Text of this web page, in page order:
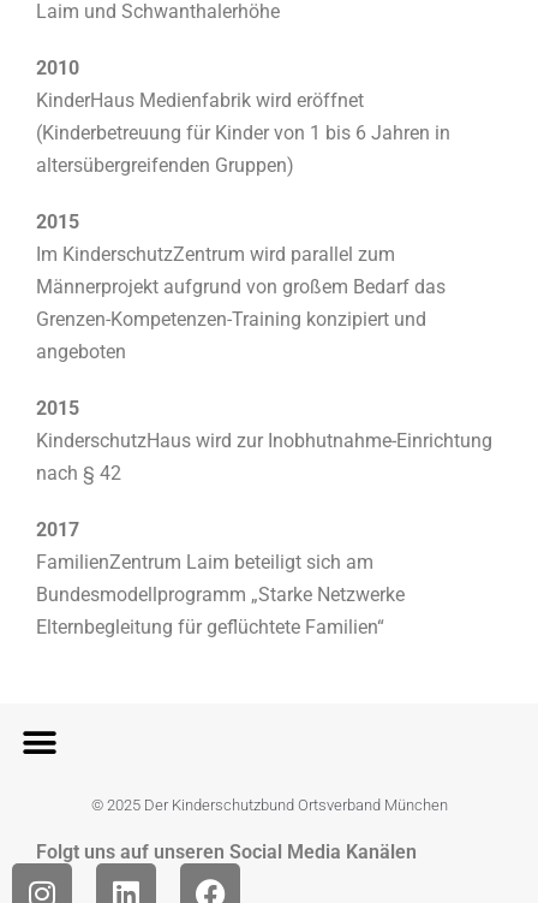
Laim und Schwanthalerhöhe
2010
KinderHaus Medienfabrik wird eröffnet
(Kinderbetreuung für Kinder von 1 bis 6 Jahren in
altersübergreifenden Gruppen)
2015
Im KinderschutzZentrum wird parallel zum
Männerprojekt aufgrund von großem Bedarf das
Grenzen-Kompetenzen-Training konzipiert und
angeboten
2015
KinderschutzHaus wird zur Inobhutnahme-Einrichtung
nach § 42
2017
FamilienZentrum Laim beteiligt sich am
Bundesmodellprogramm „Starke Netzwerke
Elternbegleitung für geflüchtete Familien“
© 2025 Der Kinderschutzbund Ortsverband München
Folgt uns auf unseren Social Media Kanälen